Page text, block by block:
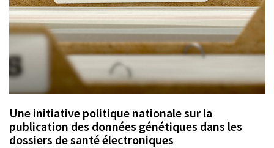
Une initiative politique nationale sur la
publication des données génétiques dans les
dossiers de santé électroniques